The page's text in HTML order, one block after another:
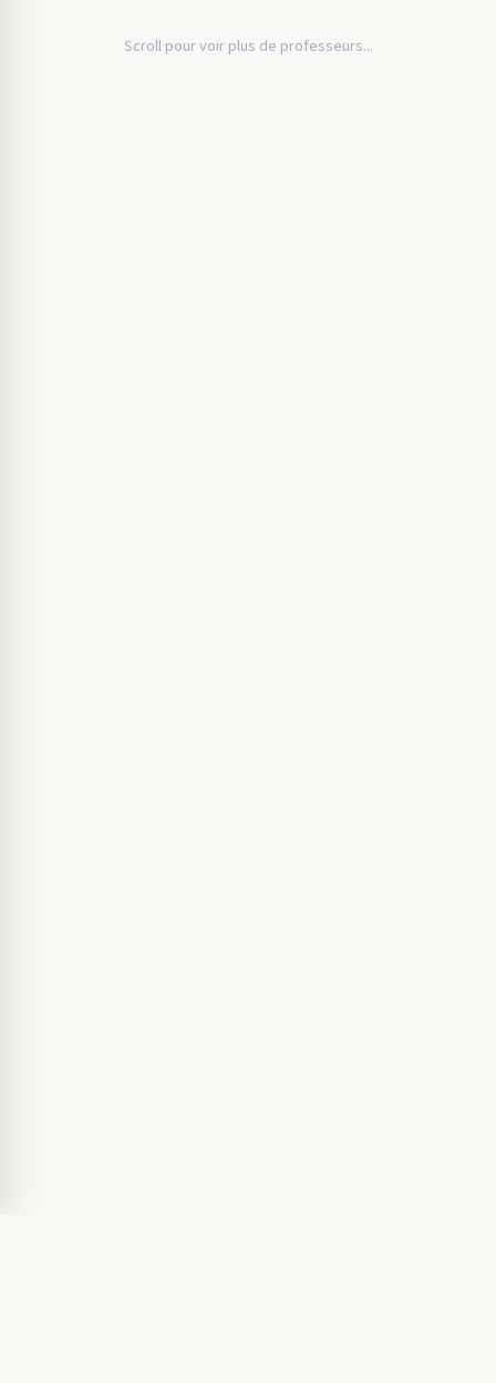
Scroll pour voir plus de professeurs...